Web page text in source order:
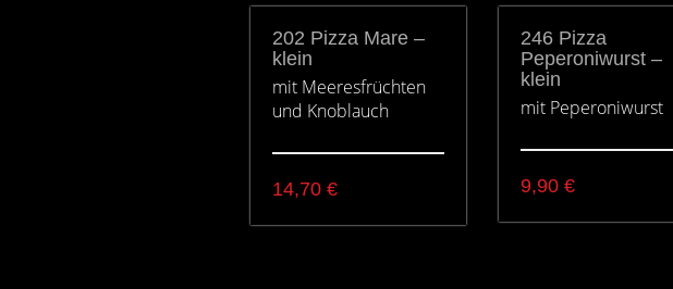
202 Pizza Mare –
klein
mit Meeresfrüchten
und Knoblauch
14,70 €
246 Pizza
Peperoniwurst –
klein
mit Peperoniwurst
9,90€